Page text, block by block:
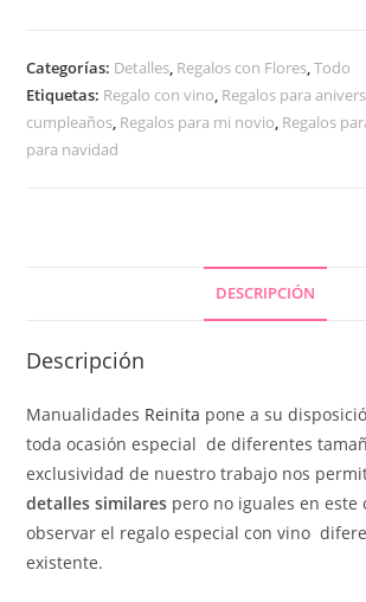
Categorías: Detalles Regalos con Flores ,Todo
Etiquetas: Regalo con vino Regalos para
cumpleaños Regalos para mi novio Regalos
para navidad
DESCRIPCIÓN
Descripción
Manualidades Reinita pone a su
toda ocasión especial de diferentes
exclusividad de nuestro trabajo nos
detalles similares pero no iguales en este
observar el regalo especial con vino
existente.